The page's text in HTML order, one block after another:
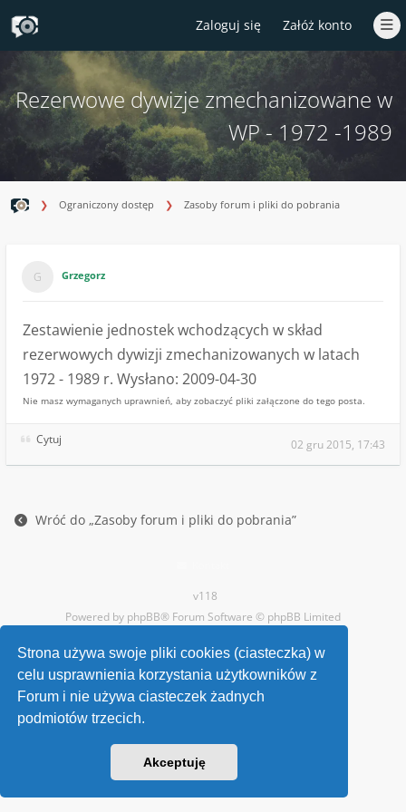
Strona używa swoje pliki cookies (ciasteczka) w
celu usprawnienia korzystania użytkowników z
Forum i nie używa ciasteczek żadnych
podmiotów trzecich.
Akceptuję
Zaloguj się Załóż konto
Rezerwowe dywizje zmechanizowane w
WP - 1972 -1989
Ograniczony dostęp Zasoby forum i pliki do pobrania
Grzegorz
Zestawienie jednostek wchodzących w skład
rezerwowych dywizji zmechanizowanych w latach
1972 - 1989 r. Wysłano: 2009-04-30
Nie masz wymaganych uprawnień, aby zobaczyć pliki załączone do tego posta.
Cytuj 02 gru 2015, 17:43
Wróć do „Zasoby forum i pliki do pobrania”
v118
Powered by phpBB® Forum Software © phpBB Limited